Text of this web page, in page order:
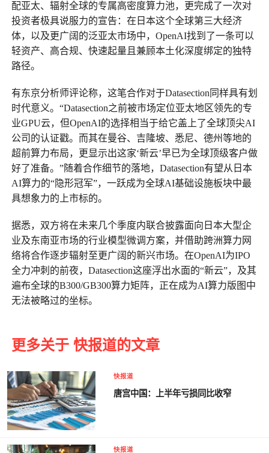
配亚太、辐射全球的专属高密度算力池，更完成了一次对
投资者极具说服力的宣告：在日本这个全球第三大经济
体，以及更广阔的泛亚太市场中，OpenAI找到了一条可以
轻资产、高合规、快速起量且兼顾本土化深度绑定的独特
路径。
有东京分析师评论称，这笔合作对于Datasection同样具有划
时代意义。“Datasection之前被市场定位亚太地区领先的专
业GPU云，但OpenAI的选择相当于给它盖上了全球顶尖AI
公司的认证戳。而其在曼谷、吉隆坡、悉尼、德州等地的
超前算力布局，更显示出这家‘新云’早已为全球顶级客户做
好了准备。”随着合作细节的落地，Datasection有望从日本
AI算力的“隐形冠军”，一跃成为全球AI基础设施板块中最
具想象力的上市标的。
据悉，双方将在未来几个季度内联合披露面向日本大型企
业及东南亚市场的行业模型微调方案，并借助跨洲算力网
络将合作逐步辐射至更广阔的新兴市场。在OpenAI为IPO
全力冲刺的前夜，Datasection这座浮出水面的“新云”，及其
遍布全球的B300/GB300算力矩阵，正在成为AI算力版图中
无法被略过的坐标。
更多关于 快报道的文章
快报道
唐宫中国：上半年亏损同比收窄
快报道